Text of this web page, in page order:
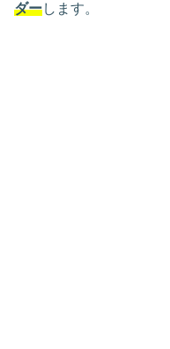
ダーします。